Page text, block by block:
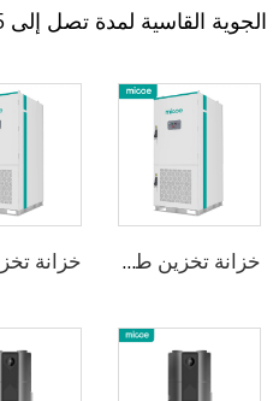
الجوية القاسية لمدة تصل إلى 25 عامًا.
خزانة تخزين طاقة التبريد بالسوائل